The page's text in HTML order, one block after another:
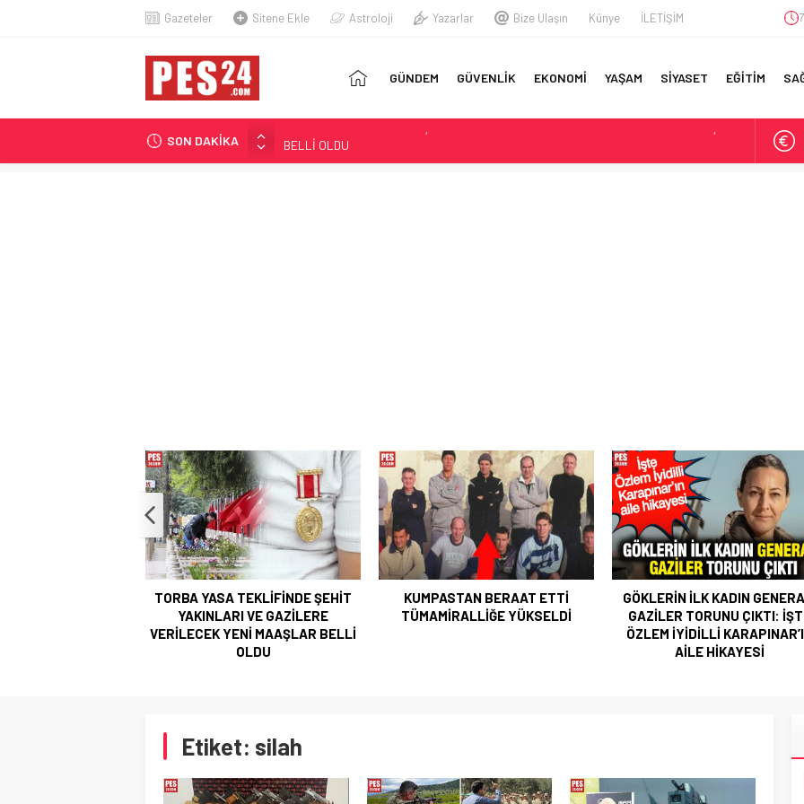
Gazeteler Sitene Ekle Astroloji Yazarlar Bize Ulaşın Künye İLETİŞİM
SAYFA
GÜNDEM GÜVENLİK EKONOMİ YAŞAM SİYASET EĞİTİM
SON DAKİKA
KUMPASTAN BERAAT ETTİ TÜMAMİRALLİĞE YÜKSELDİ
GÖKLERİN İLK KADIN GENERALİ GAZİLER TORUNU ÇIKTI: İŞTE ÖZLEM İYİDİLLİ
KUMPASTAN BERAAT ETTİ
TÜMAMİRALLİĞE YÜKSELDİ
GÖKLERİN İLK KADIN GENERALİ
GAZİLER TORUNU ÇIKTI: İŞTE
FETÖ HÜKÜMLÜSÜ İHRAÇ
ALBAY YAKALANDI
Etiket: silah